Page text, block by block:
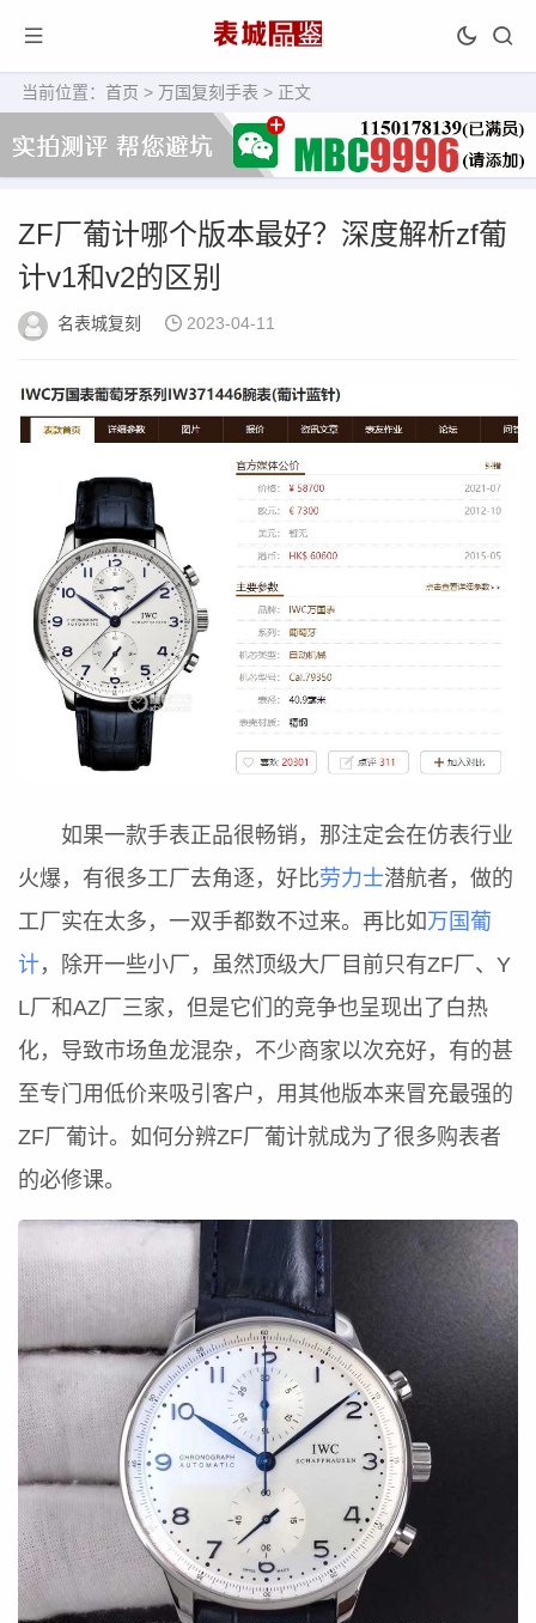
当前位置： 首页 > 万国复刻手表 > 正文
ZF厂葡计哪个版本最好？深度解析zf葡
计v1和v2的区别
名表城复刻 2023-04-11
如果一款手表正品很畅销，那注定会在仿表行业
火爆，有很多工厂去角逐，好比劳力士潜航者，做的
工厂实在太多，一双手都数不过来。再比如万国葡
计，除开一些小厂，虽然顶级大厂目前只有ZF厂、Y
L厂和AZ厂三家，但是它们的竞争也呈现出了白热
化，导致市场鱼龙混杂，不少商家以次充好，有的甚
至专门用低价来吸引客户，用其他版本来冒充最强的
ZF厂葡计。如何分辨ZF厂葡计就成为了很多购表者
的必修课。